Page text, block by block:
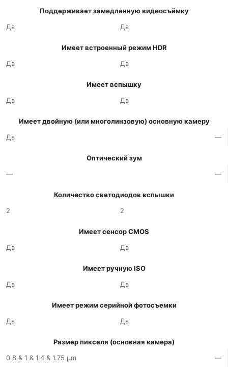
Поддерживает замедленную видеосъёмку
Да
Да
Имеет встроенный режим HDR
Да
Да
Имеет вспышку
Да
Да
Имеет двойную (или многолинзовую) основную камеру
Да
—
Оптический зум
—
—
Количество светодиодов вспышки
2
2
Имеет сенсор CMOS
Да
Да
Имеет ручную ISO
Да
Да
Имеет режим серийной фотосъемки
Да
Да
Размер пикселя (основная камера)
0.8 & 1 & 1.4 & 1.75 µm
—